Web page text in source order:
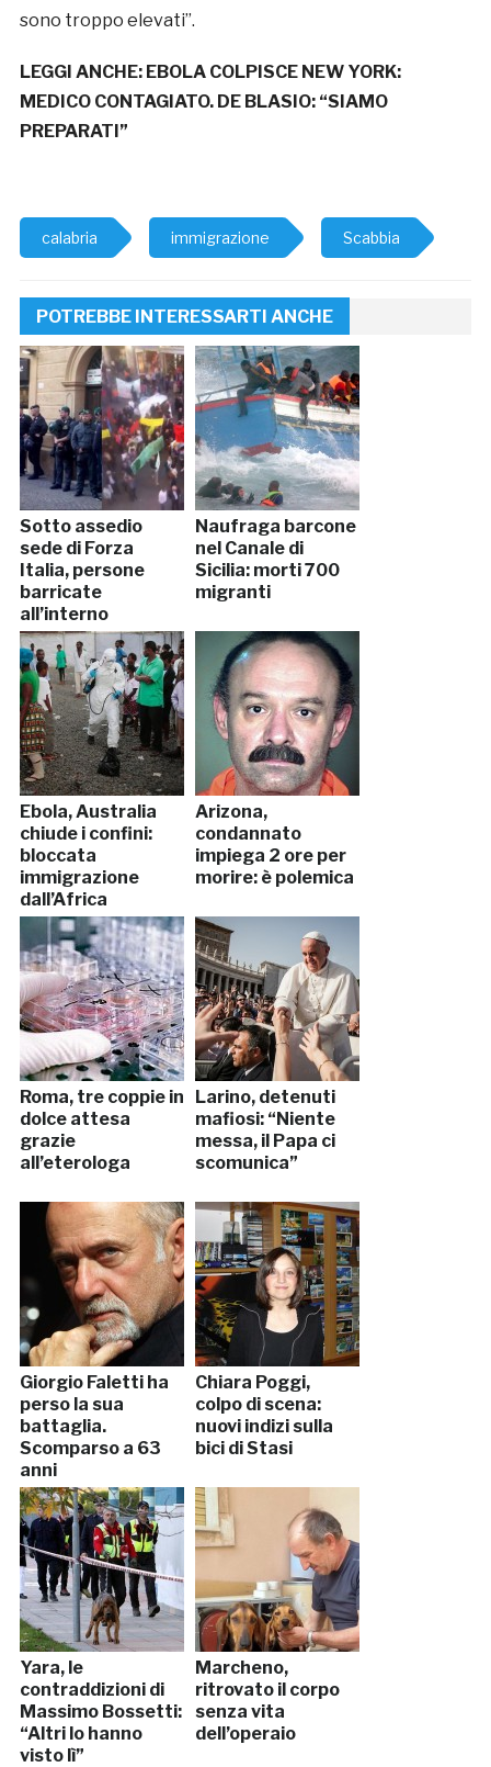
sono troppo elevati”.
LEGGI ANCHE: EBOLA COLPISCE NEW YORK:
MEDICO CONTAGIATO. DE BLASIO: “SIAMO
PREPARATI”
calabria immigrazione Scabbia
POTREBBE INTERESSARTI ANCHE
Sotto assedio
sede di Forza
Italia, persone
barricate
all’interno
Naufraga barcone
nel Canale di
Sicilia: morti 700
migranti
Ebola, Australia
chiude i confini:
bloccata
immigrazione
dall’Africa
Arizona,
condannato
impiega 2 ore per
morire: è polemica
Roma, tre coppie in
dolce attesa
grazie
all’eterologa
Larino, detenuti
mafiosi: “Niente
messa, il Papa ci
scomunica”
Giorgio Faletti ha
perso la sua
battaglia.
Scomparso a 63
anni
Chiara Poggi,
colpo di scena:
nuovi indizi sulla
bici di Stasi
Yara, le
contraddizioni di
Massimo Bossetti:
“Altri lo hanno
visto lì”
Marcheno,
ritrovato il corpo
senza vita
dell’operaio